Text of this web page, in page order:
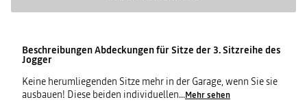
BeschreibungenAbdeckungen für Sitze der 3. Sitzreihe des
Jogger
Keine herumliegenden Sitze mehr in der Garage, wenn Sie sie
ausbauen! Diese beiden individuellen...Mehr sehen